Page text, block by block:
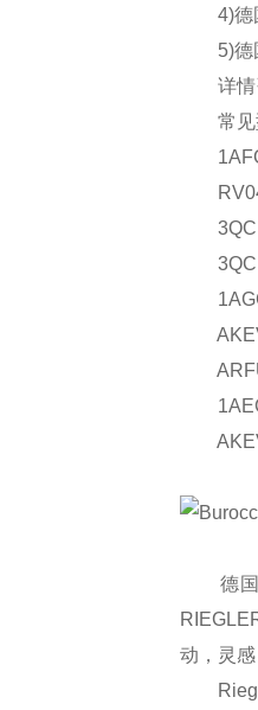
4)德国
5)德国
详情
常见
德国
动，灵
Riegler